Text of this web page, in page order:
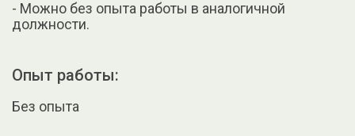
- Можно без опыта работы в аналогичной
должности.
Опыт работы:
Без опыта